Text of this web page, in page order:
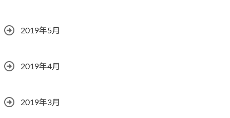
2019年5月
2019年4月
2019年3月